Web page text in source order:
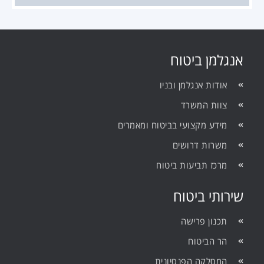
אנגלמן ביטוח
אודות אנגלמן ובניו
צוות המשרד
מידע מקצועי בביטוח ומאמרים
משרות דרושים
מרכז תביעות ביטוח
שירותי ביטוח
תכנון פרישה
הר הביטוח
המסלקה הפנסיונית